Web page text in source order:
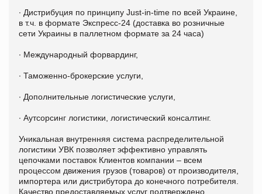
∙ Дистрибуция по принципу Just-in-time по всей Украине,
в т.ч. в формате Экспресс-24 (доставка во розничные
сети Украины в паллетном формате за 24 часа)
∙ Международный форвардинг,
∙ Таможенно-брокерские услуги,
∙ Дополнительные логистические услуги,
∙ Аутсорсинг логистики, логистический консалтинг.
Уникальная внутренняя система распределительной
логистики УВК позволяет эффективно управлять
цепочками поставок Клиентов компании – всем
процессом движения грузов (товаров) от производителя,
импортера или дистрибутора до конечного потребителя.
Качество предоставляемых услуг подтверждено